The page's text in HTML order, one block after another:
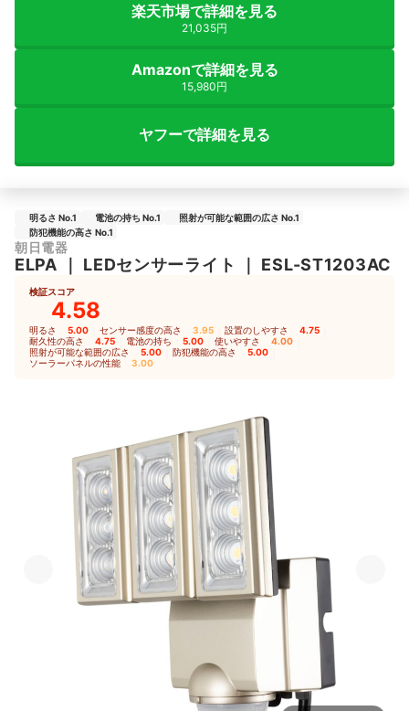
楽天市場で詳細を見る
21,035円
Amazonで詳細を見る
15,980円
ヤフーで詳細を見る
明るさ No.1 電池の持ち No.1
照射が可能な範囲の広さ No.1
防犯機能の高さ No.1
朝日電器
ELPA ｜ LEDセンサーライト ｜ ESL-ST1203AC
検証スコア
4.58
明るさ 5.00 センサー感度の高さ 3.95 設置のしやすさ 4.75
耐久性の高さ 4.75 電池の持ち 5.00 使いやすさ 4.00
照射が可能な範囲の広さ 5.00 防犯機能の高さ 5.00
ソーラーパネルの性能 3.00